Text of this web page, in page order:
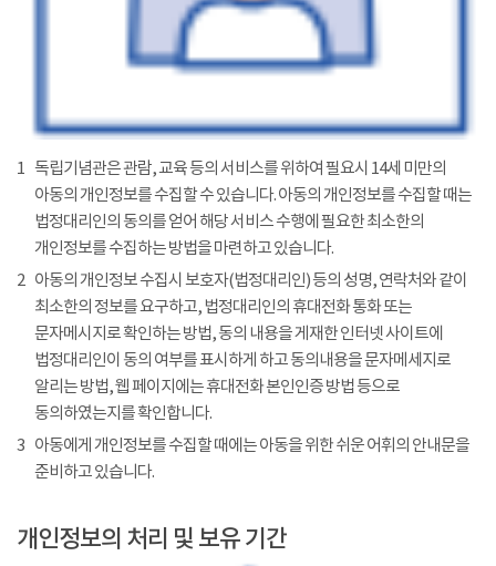
1 독립기념관은 관람, 교육 등의 서비스를 위하여 필요시 14세 미만의
아동의 개인정보를 수집할 수 있습니다. 아동의 개인정보를 수집할 때는
법정대리인의 동의를 얻어 해당 서비스 수행에 필요한 최소한의
개인정보를 수집하는 방법을 마련하고 있습니다.
2 아동의 개인정보 수집시 보호자(법정대리인) 등의 성명, 연락처와 같이
최소한의 정보를 요구하고, 법정대리인의 휴대전화 통화 또는
문자메시지로 확인하는 방법, 동의 내용을 게재한 인터넷 사이트에
법정대리인이 동의 여부를 표시하게 하고 동의내용을 문자메세지로
알리는 방법, 웹 페이지에는 휴대전화 본인인증 방법 등으로
동의하였는지를 확인합니다.
3 아동에게 개인정보를 수집할 때에는 아동을 위한 쉬운 어휘의 안내문을
준비하고 있습니다.
개인정보의 처리 및 보유 기간